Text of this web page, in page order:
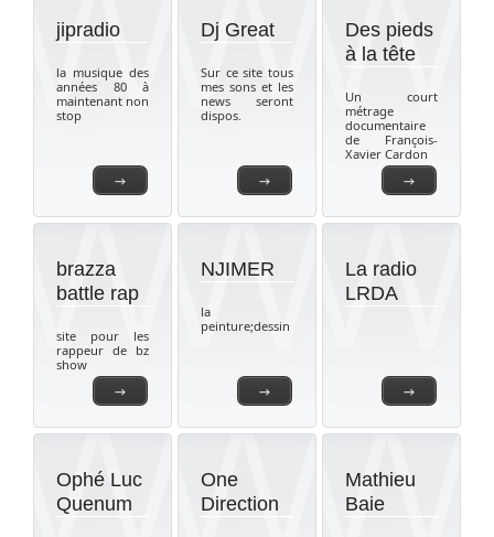
→
jipradio
la musique des
années 80 à
maintenant non
stop
→
Dj Great
Sur ce site tous
mes sons et les
news seront
dispos.
→
Des pieds
à la tête
Un court
métrage
documentaire
de François-
Xavier Cardon
→
brazza
battle rap
site pour les
rappeur de bz
show
→
NJIMER
la
peinture;dessin
→
La radio
LRDA
Ophé Luc
Quenum
One
Direction
Mathieu
Baie